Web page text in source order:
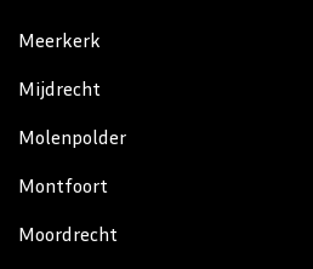
Meerkerk
Mijdrecht
Molenpolder
Montfoort
Moordrecht